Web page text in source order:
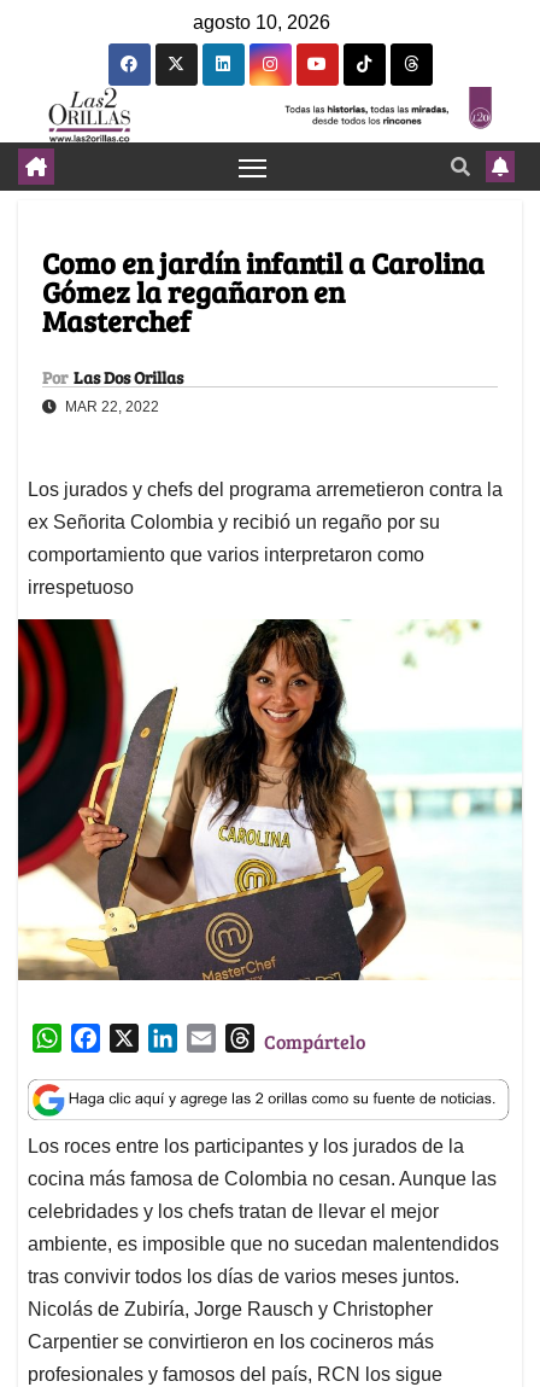
agosto 10, 2026
Como en jardín infantil a Carolina
Gómez la regañaron en
Masterchef
Por Las Dos Orillas
MAR 22, 2022
Los jurados y chefs del programa arremetieron contra la
ex Señorita Colombia y recibió un regaño por su
comportamiento que varios interpretaron como
irrespetuoso
W
a
t
s
A
p
p
c
e
b
o
o
k
n
k
e
d
I
n
a
i
l
T
r
e
a
d
s
Compártelo
Los roces entre los participantes y los jurados de la
cocina más famosa de Colombia no cesan. Aunque las
celebridades y los chefs tratan de llevar el mejor
ambiente, es imposible que no sucedan malentendidos
tras convivir todos los días de varios meses juntos.
Nicolás de Zubiría, Jorge Rausch y Christopher
Carpentier se convirtieron en los cocineros más
profesionales y famosos del país, RCN los sigue